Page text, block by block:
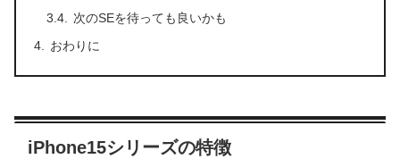
次のSEを待っても良いかも
おわりに
iPhone15シリーズの特徴